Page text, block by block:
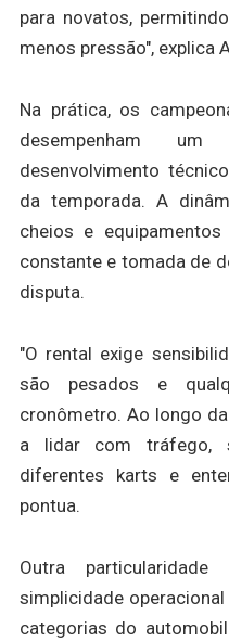
para novatos,
menos pressão", explica
Na prática, os
desempenham
desenvolvimento
da temporada. A
cheios e
constante e tomada de
disputa.
"O rental exige
são pesados e
cronômetro. Ao longo
a lidar com tráfego,
diferentes karts e
pontua.
Outra
simplicidade
categorias do